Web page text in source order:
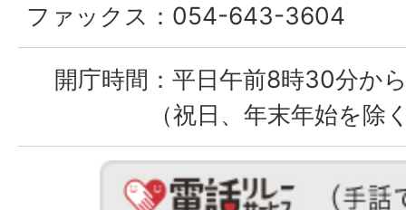
ファックス： 054-643-3604
開庁時間： 平日午前8時30分か
（祝日、年末年始を除